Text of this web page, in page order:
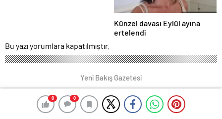
0 0
Künzel davası Eylül ayına
ertelendi
Bu yazı yorumlara kapatılmıştır.
Yeni Bakış Gazetesi